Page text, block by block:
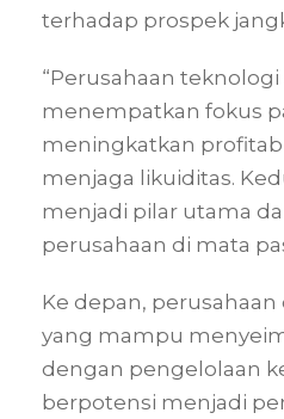
terhadap prospek
“Perusahaan teknologi
menempatkan fokus
meningkatkan
menjaga likuiditas.
menjadi pilar utama
perusahaan di mata
Ke depan,
yang mampu
dengan pengelolaan
berpotensi menjadi